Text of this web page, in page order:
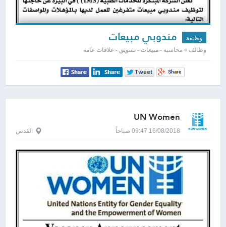
وظيفة مندوبي مبيعات
وظائف » محاسبه - مبيعات - تسويق - علاقات عامه
UN Women
16/08/2018 09:47 صباحاً القدس